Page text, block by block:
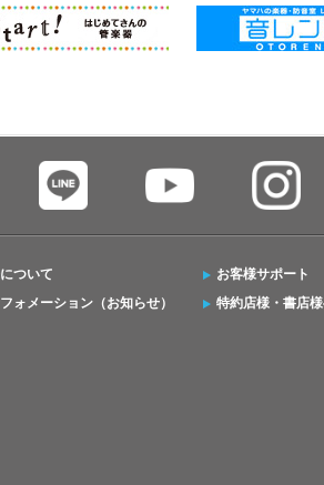
ついて
ォメーション（お知らせ）
お客様サポート
特約店様・書店